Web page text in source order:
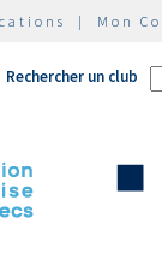
| Mon
Rechercher un club